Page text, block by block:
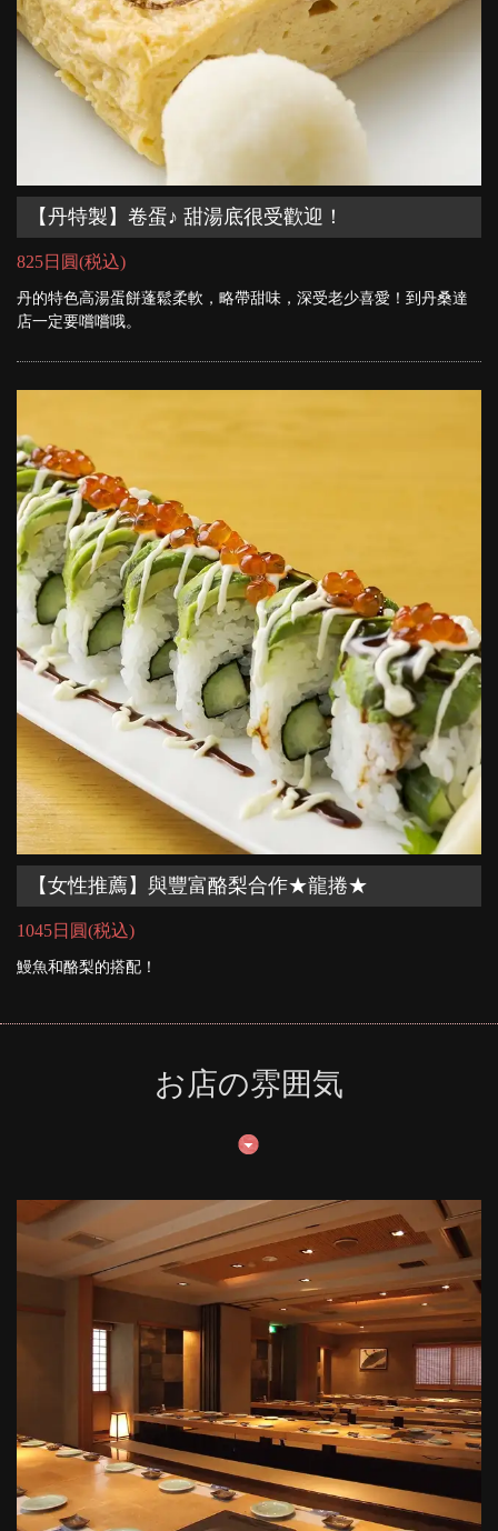
【丹特製】卷蛋♪ 甜湯底很受歡迎！
825日圓(税込)
丹的特色高湯蛋餅蓬鬆柔軟，略帶甜味，深受老少喜愛！到丹桑達
店一定要嚐嚐哦。
【女性推薦】與豐富酪梨合作★龍捲★
1045日圓(税込)
鰻魚和酪梨的搭配！
お店の雰囲気